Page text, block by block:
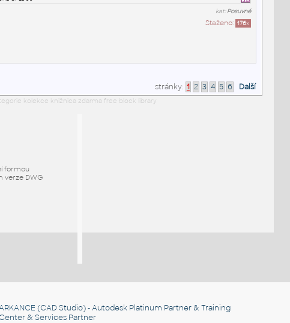
kat:Posuvné
Staženo: 176x
stránky: 1 2 3 4 5 6 Další
kolekce knižnica zdarma free block library
formou
verze DWG
(CAD Studio) - Autodesk Platinum Partner & Training
& Services Partner